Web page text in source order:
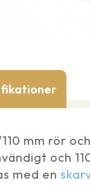
mm rör
och
med en